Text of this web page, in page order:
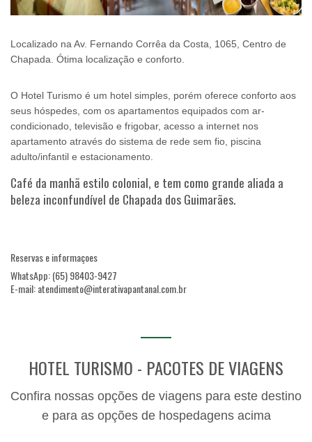
Localizado na Av. Fernando Corrêa da Costa, 1065, Centro de
Chapada. Ótima localização e conforto.
O Hotel Turismo é um hotel simples, porém oferece conforto aos
seus hóspedes, com os apartamentos equipados com ar-
condicionado, televisão e frigobar, acesso a internet nos
apartamento através do sistema de rede sem fio, piscina
adulto/infantil e estacionamento.
Café da manhã estilo colonial, e tem como grande aliada a
beleza inconfundível de Chapada dos Guimarães.
Reservas e informaçoes
WhatsApp: (65) 98403-9427
E-mail: atendimento@interativapantanal.com.br
HOTEL TURISMO - PACOTES DE VIAGENS
Confira nossas opções de viagens para este destino
e para as opções de hospedagens acima